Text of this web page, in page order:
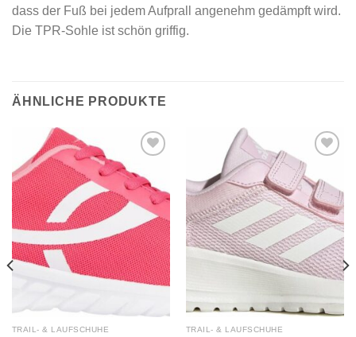
dass der Fuß bei jedem Aufprall angenehm gedämpft wird.
Die TPR-Sohle ist schön griffig.
ÄHNLICHE PRODUKTE
wishlist
TRAIL- & LAUFSCHUHE
Add to
wishlist
TRAIL- & LAUFSCHUHE